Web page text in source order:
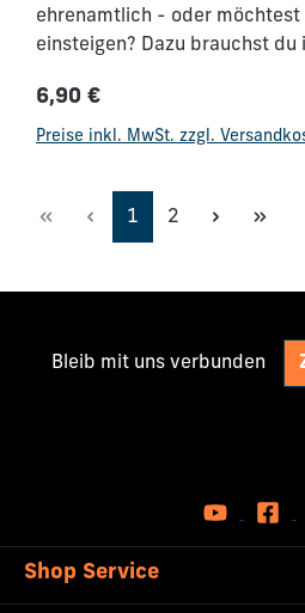
ehrenamtlich - oder möchtest
einsteigen? Dazu brauchst du
Liebe.
Regulärer Preis:
6,90 €
Preise inkl. MwSt. zzgl.
Seite
1 Seite
2
Bleib mit uns verbunden
Shop Service